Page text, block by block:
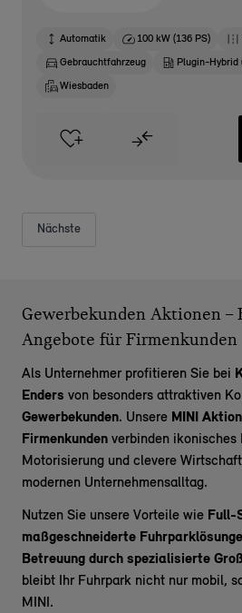
Automatik 100 kW (136 PS)
Gebrauchtfahrzeug Plugin-
Wiesbaden
Nächste
Gewerbekunden Aktionen –
Angebote für Firmenkunden
Als Unternehmer profitieren Sie bei
Enders von besonders attraktiven
Gewerbekunden. Unsere MINI
Firmenkunden verbinden ikonisches
Motorisierung und clevere
modernen Unternehmensalltag.
Nutzen Sie unsere Vorteile wie Full-
maßgeschneiderte
Betreuung durch spezialisierte
bleibt Ihr Fuhrpark nicht nur mobil,
MINI.